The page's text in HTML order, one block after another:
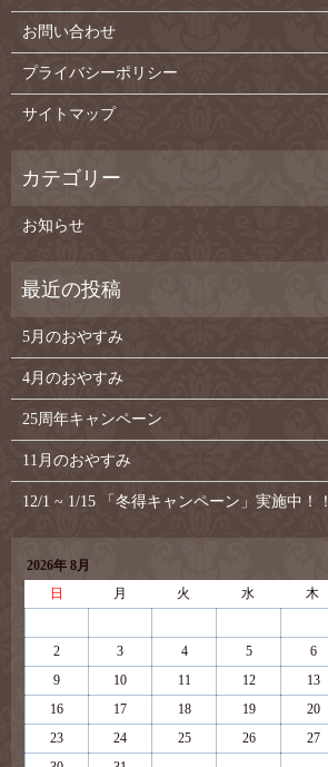
お問い合わせ
プライバシーポリシー
サイトマップ
お知らせ
5月のおやすみ
4月のおやすみ
25周年キャンペーン
11月のおやすみ
12/1 ~ 1/15 「冬得キャンペーン」実施中！！
2026年 8月
日
月 火 水 木
2
3 4 5 6
9
10 11 12 13
16
17 18 19 20
23
24 25 26 27